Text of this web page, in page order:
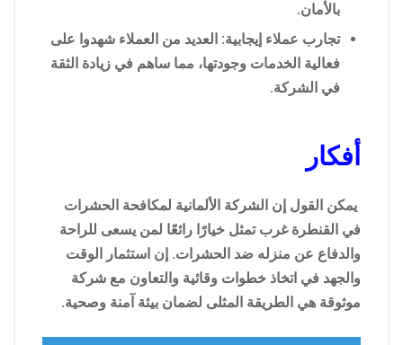
بالأمان.
تجارب عملاء إيجابية: العديد من العملاء شهدوا على
فعالية الخدمات وجودتها، مما ساهم في زيادة الثقة
في الشركة.
أفكار
يمكن القول إن الشركة الألمانية لمكافحة الحشرات
في القنطرة غرب تمثل خيارًا رائعًا لمن يسعى للراحة
والدفاع عن منزله ضد الحشرات. إن استثمار الوقت
والجهد في اتخاذ خطوات وقائية والتعاون مع شركة
موثوقة هي الطريقة المثلى لضمان بيئة آمنة وصحية.